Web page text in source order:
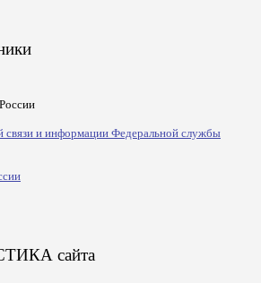
связи и информации Федеральной службы
сайта